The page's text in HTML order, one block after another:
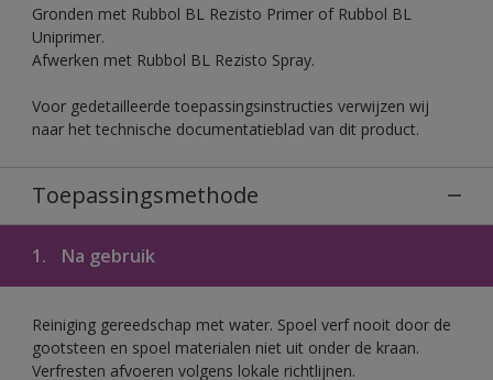
Gronden met Rubbol BL Rezisto Primer of Rubbol BL
Uniprimer.
Afwerken met Rubbol BL Rezisto Spray.
Voor gedetailleerde toepassingsinstructies verwijzen wij
naar het technische documentatieblad van dit product.
Toepassingsmethode
1. Na gebruik
Reiniging gereedschap met water. Spoel verf nooit door de
gootsteen en spoel materialen niet uit onder de kraan.
Verfresten afvoeren volgens lokale richtlijnen.